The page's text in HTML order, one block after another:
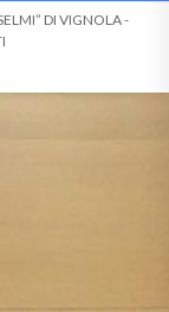
DI VIGNOLA -